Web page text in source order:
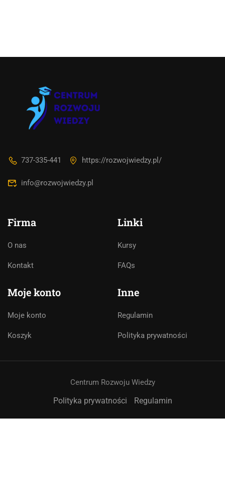
737-335-441 https://rozwojwiedzy.pl/
info@rozwojwiedzy.pl
Firma
O nas
Kontakt
Linki
Kursy
FAQs
Moje konto
Moje konto
Koszyk
Inne
Regulamin
Polityka prywatności
Centrum Rozwoju Wiedzy
Polityka prywatności Regulamin
asystentem AI. Jak mogę Ci pomóc?